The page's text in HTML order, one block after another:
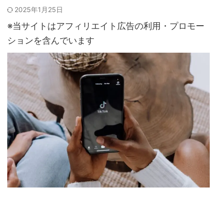
2025年1月25日
※当サイトはアフィリエイト広告の利用・プロモー
ションを含んでいます